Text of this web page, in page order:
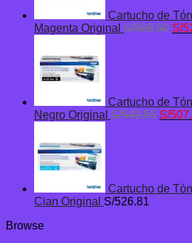
Cartucho de
Magenta Original S/568.50 El
S/
Cartucho de
Negro Original S/549.55 El
S/
Cartucho de
Cian Original S/526.81
Browse